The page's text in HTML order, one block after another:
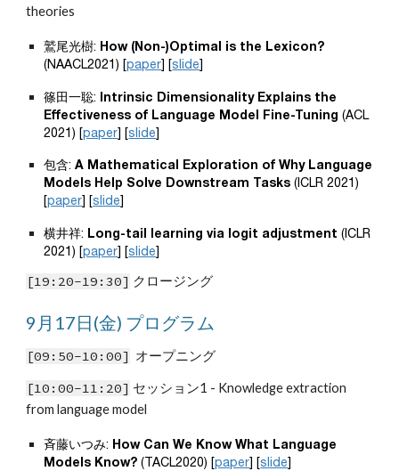
theories
鷲尾光樹: How (Non-)Optimal is the Lexicon?
(NAACL2021) [paper] [slide]
篠田一聡: Intrinsic Dimensionality Explains the
Effectiveness of Language Model Fine-Tuning (ACL
2021) [paper] [slide]
包含: A Mathematical Exploration of Why Language
Models Help Solve Downstream Tasks (ICLR 2021)
[paper] [slide]
横井祥: Long-tail learning via logit adjustment (ICLR
2021) [paper] [slide]
[19 :20-19 :30] クロージング
9月17日(金) プログラム
[09:50-10:00]
  オープニング
[10:00-11:20] セッション1 - Knowledge extraction
from language model
斉藤いつみ: How Can We Know What Language
Models Know? (TACL2020) [paper] [slide]